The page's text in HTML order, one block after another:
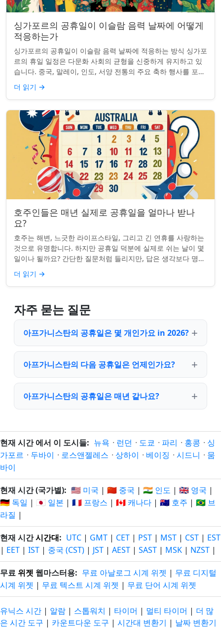
싱가포르의 공휴일이 이슬람 음력 날짜에 어떻게
적응하는가
싱가포르의 공휴일이 이슬람 음력 날짜에 적응하는 방식 싱가포
르의 휴일 일정은 다문화 사회의 균형을 신중하게 유지하고 있
습니다. 중국, 말레이, 인도, 서양 전통의 주요 축하 행사를 포함
하여, 나라의 다양성을 반영합니...
더 읽기 →
호주인들은 매년 실제로 공휴일을 얼마나 받나
요?
호주는 해변, 느긋한 라이프스타일, 그리고 긴 연휴를 사랑하는
것으로 유명합니다. 하지만 공휴일 덕분에 실제로 쉬는 날이 몇
일이나 될까요? 간단한 질문처럼 들리지만, 답은 생각보다 명확
하지 않을 수 있습니다. 거주...
더 읽기 →
자주 묻는 질문
아프가니스탄의 공휴일은 몇 개인가요 in 2026?
아프가니스탄의 다음 공휴일은 언제인가요?
아프가니스탄의 공휴일은 매년 같나요?
현재 시간 에서 이 도시들: 뉴욕 · 런던 · 도쿄 · 파리 · 홍콩 · 싱
가포르 · 두바이 · 로스앤젤레스 · 상하이 · 베이징 · 시드니 · 뭄
바이
현재 시간 (국가별): 🇺🇸 미국 | 🇨🇳 중국 | 🇮🇳 인도 | 🇬🇧 영국 |
🇩🇪 독일 | 🇯🇵 일본 | 🇫🇷 프랑스 | 🇨🇦 캐나다 | 🇦🇺 호주 | 🇧🇷 브
라질 |
현재 시간시간대: UTC | GMT | CET | PST | MST | CST | EST
| EET | IST | 중국 (CST) | JST | AEST | SAST | MSK | NZST |
무료 위젯 웹마스터용: 무료 아날로그 시계 위젯 | 무료 디지털
시계 위젯 | 무료 텍스트 시계 위젯 | 무료 단어 시계 위젯
유닉스 시간 | 알람 | 스톱워치 | 타이머 | 멀티 타이머 | 더 많
은 시간 도구 | 카운트다운 도구 | 시간대 변환기 | 날짜 변환기